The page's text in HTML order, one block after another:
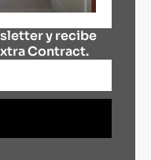
y recibe
Contract.